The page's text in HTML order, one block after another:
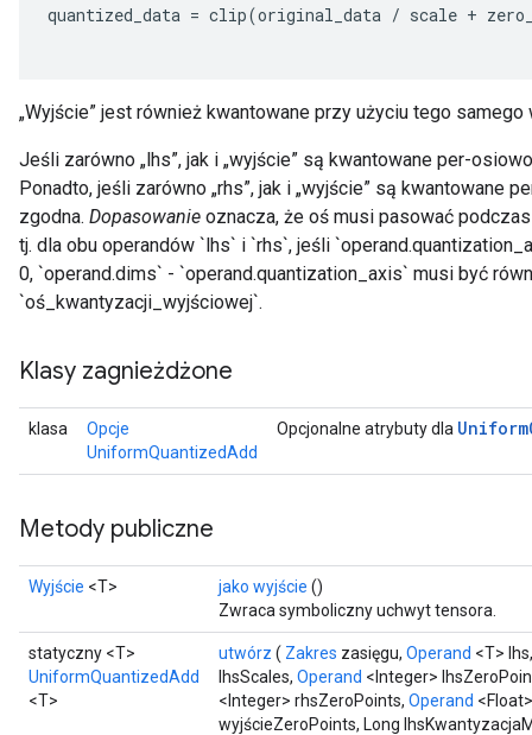
quantized_data = clip(original_data / scale +
„Wyjście” jest również kwantowane przy użyciu tego samego
Jeśli zarówno „lhs”, jak i „wyjście” są kwantowane per-
Ponadto, jeśli zarówno „rhs”, jak i „wyjście” są kwantowane
zgodna. Dopasowanie oznacza, że ​​oś musi pasować
tj. dla obu operandów `lhs` i `rhs`, jeśli
0, `operand.dims` - `operand.quantization_axis` musi być
`oś_kwantyzacji_wyjściowej`.
Klasy zagnieżdżone
klasa
Opcje
UniformQuantizedAdd
Opcjonalne atrybuty dla Uniform
Metody publiczne
Wyjście <T> jako wyjście ()
Zwraca symboliczny uchwyt tensora.
statyczny <T>
UniformQuantizedAdd
<T>
utwórz ( Zakres zasięgu, Operand <T>
lhsScales, Operand <Integer>
<Integer> rhsZeroPoints, Operand
wyjścieZeroPoints, Long